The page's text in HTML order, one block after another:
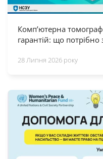
Комп’ютерна
гарантій: що потрібно
28 Липня 2026 року